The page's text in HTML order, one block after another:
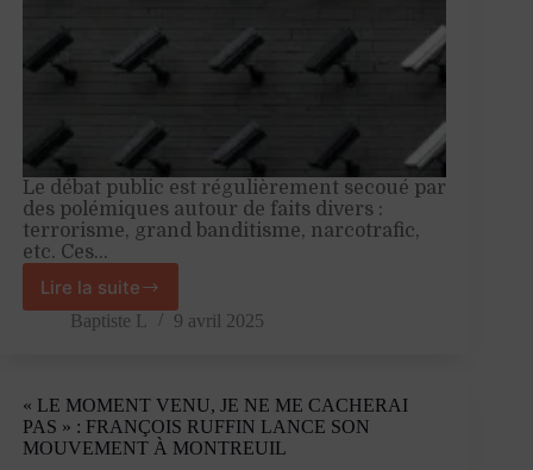
Le débat public est régulièrement secoué par
des polémiques autour de faits divers :
terrorisme, grand banditisme, narcotrafic,
etc. Ces…
Lire la suite
Souriez,
l’État
Baptiste L 9 avril 2025
« LE MOMENT VENU, JE NE ME CACHERAI
PAS » : FRANÇOIS RUFFIN LANCE SON
MOUVEMENT À MONTREUIL